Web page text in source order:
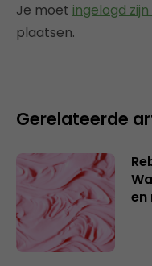
Je moet ingelogd
plaatsen.
Gerelateerde
en